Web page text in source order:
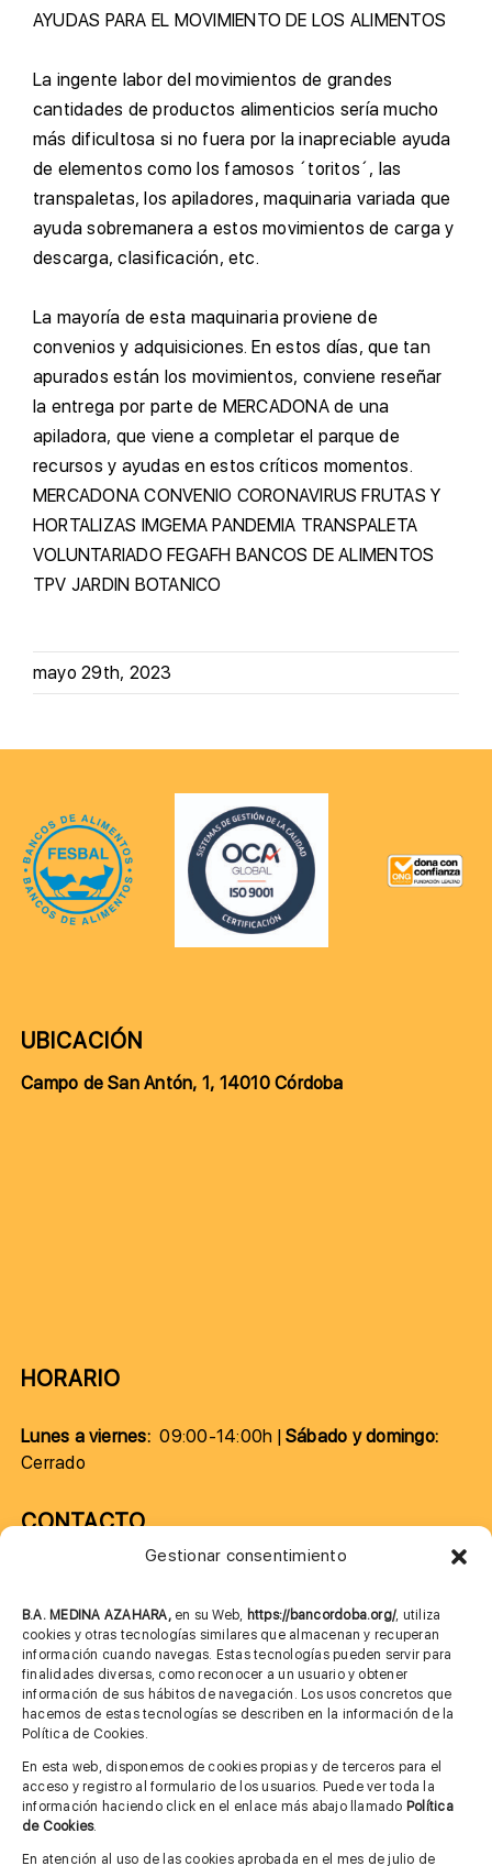
Gestionar consentimiento
B.A. MEDINA AZAHARA, en su Web, https://bancordoba.org/, utiliza
cookies y otras tecnologías similares que almacenan y recuperan
información cuando navegas. Estas tecnologías pueden servir para
finalidades diversas, como reconocer a un usuario y obtener
información de sus hábitos de navegación. Los usos concretos que
hacemos de estas tecnologías se describen en la información de la
Política de Cookies.
En esta web, disponemos de cookies propias y de terceros para el
acceso y registro al formulario de los usuarios. Puede ver toda la
información haciendo click en el enlace más abajo llamado Política
de Cookies.
En atención al uso de las cookies aprobada en el mes de julio de
AYUDAS PARA EL MOVIMIENTO DE LOS ALIMENTOS
La ingente labor del movimientos de grandes
cantidades de productos alimenticios sería mucho
más dificultosa si no fuera por la inapreciable ayuda
de elementos como los famosos ´toritos´, las
transpaletas, los apiladores, maquinaria variada que
ayuda sobremanera a estos movimientos de carga y
descarga, clasificación, etc.
La mayoría de esta maquinaria proviene de
convenios y adquisiciones. En estos días, que tan
apurados están los movimientos, conviene reseñar
la entrega por parte de MERCADONA de una
apiladora, que viene a completar el parque de
recursos y ayudas en estos críticos momentos.
MERCADONA CONVENIO CORONAVIRUS FRUTAS Y
HORTALIZAS IMGEMA PANDEMIA TRANSPALETA
VOLUNTARIADO FEGAFH BANCOS DE ALIMENTOS
TPV JARDIN BOTANICO
mayo 29th, 2023
UBICACIÓN
Campo de San Antón, 1, 14010 Córdoba
HORARIO
Lunes a viernes:09:00-14:00h |Sábado y domingo:
Cerrado
CONTACTO
685 901 226
MÁS INFORMACIÓN
Aviso legal
Política de privacidad